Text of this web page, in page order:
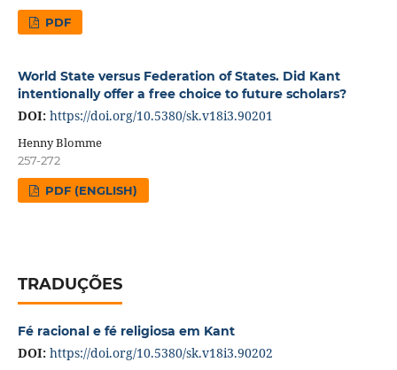
PDF
World State versus Federation of States. Did Kant
intentionally offer a free choice to future scholars?
DOI: https://doi.org/10.5380/sk.v18i3.90201
Henny Blomme
257-272
PDF (ENGLISH)
TRADUÇÕES
Fé racional e fé religiosa em Kant
DOI: https://doi.org/10.5380/sk.v18i3.90202